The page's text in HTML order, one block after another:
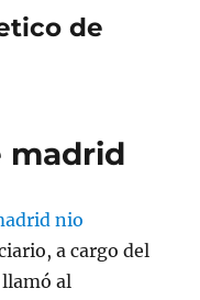
de
madrid
a cargo del
al